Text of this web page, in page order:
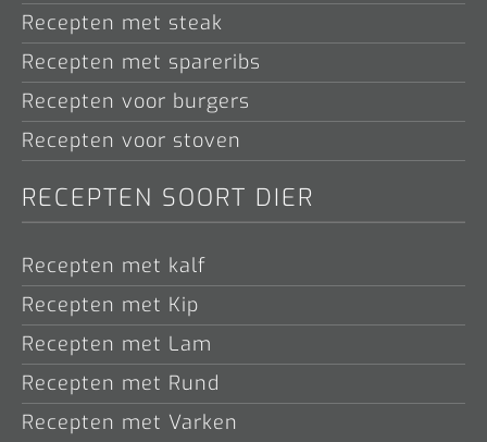
Recepten met steak
Recepten met spareribs
Recepten voor burgers
Recepten voor stoven
RECEPTEN SOORT DIER
Recepten met kalf
Recepten met Kip
Recepten met Lam
Recepten met Rund
Recepten met Varken